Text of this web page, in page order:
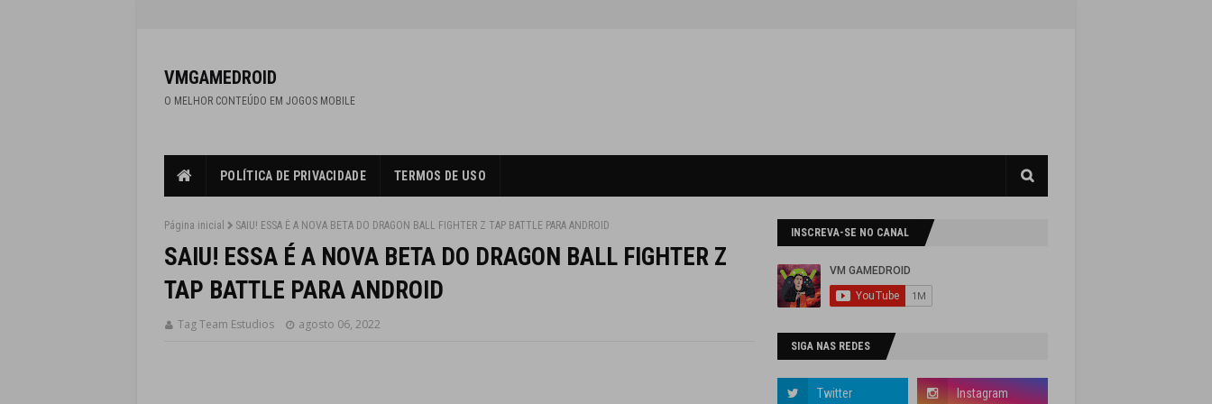
VMGAMEDROID
O MELHOR CONTEÚDO EM JOGOS MOBILE
POLÍTICA DE PRIVACIDADE TERMOS DE USO
Página inicial SAIU! ESSA É A NOVA BETA DO DRAGON BALL FIGHTER Z TAP BATTLE PARA ANDROID
SAIU! ESSA É A NOVA BETA DO DRAGON BALL FIGHTER Z
TAP BATTLE PARA ANDROID
Tag Team Estudios agosto 06, 2022
INSCREVA-SE NO CANAL
SIGA NAS REDES